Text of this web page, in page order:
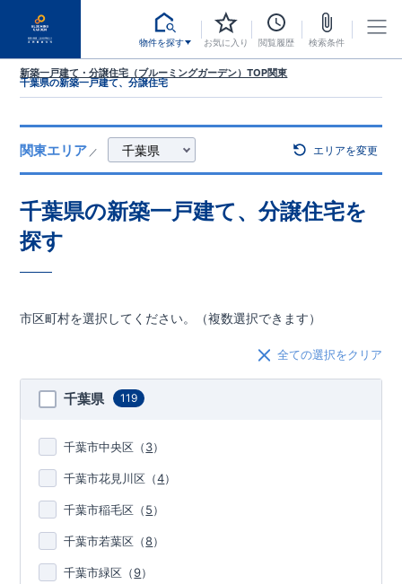
物件を探す お気に入り 閲覧履歴 検索条件
新築一戸建て・分譲住宅（ブルーミングガーデン）TOP関東
千葉県の新築一戸建て、分譲住宅
関東エリア ／ エリアを変更
千葉県の新築一戸建て、分譲住宅を
探す
市区町村を選択してください。（複数選択できます）
全ての選択をクリア
千葉県 119
千葉市中央区 （3）
千葉市花見川区 （4）
千葉市稲毛区 （5）
千葉市若葉区 （8）
千葉市緑区 （9）